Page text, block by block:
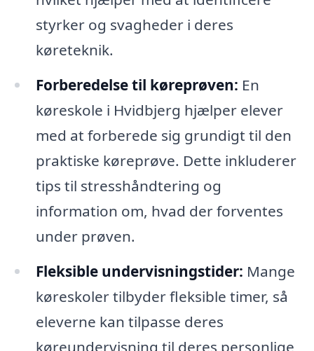
styrker og svagheder i deres
køreteknik.
Forberedelse til køreprøven: En
køreskole i Hvidbjerg hjælper elever
med at forberede sig grundigt til den
praktiske køreprøve. Dette inkluderer
tips til stresshåndtering og
information om, hvad der forventes
under prøven.
Fleksible undervisningstider: Mange
køreskoler tilbyder fleksible timer, så
eleverne kan tilpasse deres
køreundervisning til deres personlige